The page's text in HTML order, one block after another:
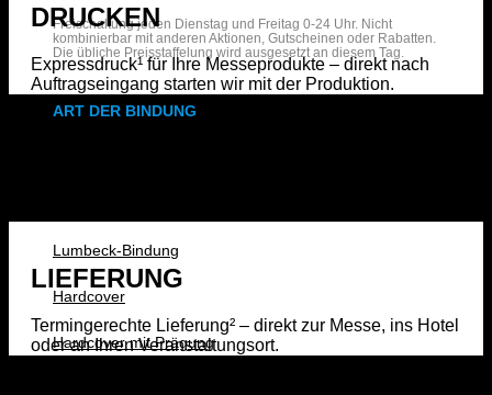
Freischaltung jeden Dienstag und Freitag 0-24 Uhr. Nicht
kombinierbar mit anderen Aktionen, Gutscheinen oder Rabatten.
Die übliche Preisstaffelung wird ausgesetzt an diesem Tag.
ART DER BINDUNG
Lumbeck-Bindung
Hardcover
Hardcover mit Prägung
DRUCKEN
Expressdruck¹ für Ihre Messeprodukte – direkt nach
Auftragseingang starten wir mit der Produktion.
LIEFERUNG
Termingerechte Lieferung² – direkt zur Messe, ins Hotel
oder an Ihren Veranstaltungsort.